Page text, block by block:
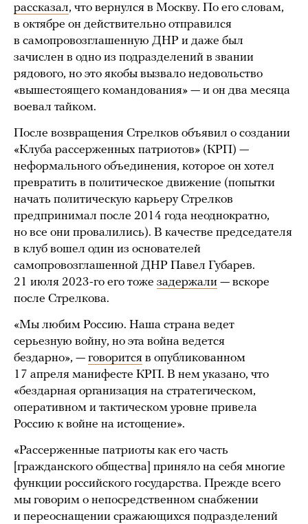
рассказал, что вернулся в Москву. По его словам,
в октябре он действительно отправился
в самопровозглашенную ДНР и даже был
зачислен в одно из подразделений в звании
рядового, но это якобы вызвало недовольство
«вышестоящего командования» — и он два месяца
воевал тайком.
После возвращения Стрелков объявил о создании
«Клуба рассерженных патриотов» (КРП) —
неформального объединения, которое он хотел
превратить в политическое движение (попытки
начать политическую карьеру Стрелков
предпринимал после 2014 года неоднократно,
но все они провалились). В качестве председателя
в клуб вошел один из основателей
самопровозглашенной ДНР Павел Губарев.
21 июля 2023-го его тоже задержали — вскоре
после Стрелкова.
«Мы любим Россию. Наша страна ведет
серьезную войну, но эта война ведется
бездарно», — говорится в опубликованном
17 апреля манифесте КРП. В нем указано, что
«бездарная организация на стратегическом,
оперативном и тактическом уровне привела
Россию к войне на истощение».
«Рассерженные патриоты как его часть
[гражданского общества] приняло на себя многие
функции российского государства. Прежде всего
мы говорим о непосредственном снабжении
и переоснащении сражающихся подразделений